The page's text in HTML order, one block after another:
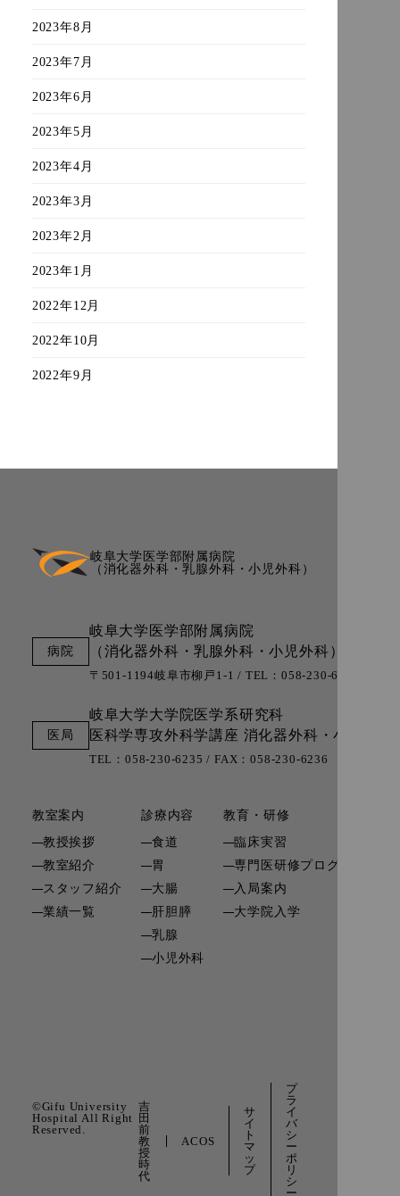
2023年8月
2023年7月
2023年6月
2023年5月
2023年4月
2023年3月
2023年2月
2023年1月
2022年12月
2022年10月
2022年9月
岐阜大学医学部附属病院
（消化器外科・乳腺外科・小児外科）
岐阜大学医学部附属病院
（消化器外科・乳腺外科・小児外科）
〒501-1194岐阜市柳戸1-1 / TEL：058-230-6000 (代表)
岐阜大学大学院医学系研究科
医科学専攻外科学講座 消化器外科・小児外科
TEL：058-230-6235 / FAX：058-230-6236
教室案内
教授挨拶
教室紹介
スタッフ紹介
業績一覧
診療内容
食道
胃
大腸
肝胆膵
乳腺
小児外科
教育・研修
臨床実習
専門医研修プログラム
入局案内
大学院入学
©Gifu University
Hospital All Right
Reserved.
吉
田
前
教
授
時
代
ACOS
サ
イ
ト
マ
ッ
プ
プ
ラ
イ
バ
シ
ー
ポ
リ
シ
ー